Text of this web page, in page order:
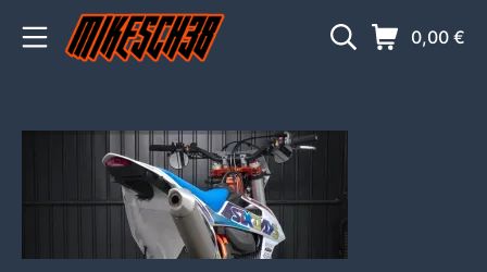
InhaltMobile Menü Suche
Warenkorb
0,00 €